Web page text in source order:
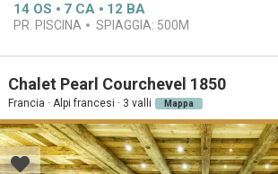
14 OS 7 CA 12 BA
PR. PISCINA SPIAGGIA: 500M
Chalet Pearl Courchevel 1850
Francia · Alpi francesi · 3 valli Mappa